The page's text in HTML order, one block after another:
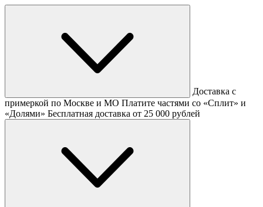
Доставка с
примеркой по Москве и МО Платите частями со «Сплит» и
«Долями» Бесплатная доставка от 25 000 рублей